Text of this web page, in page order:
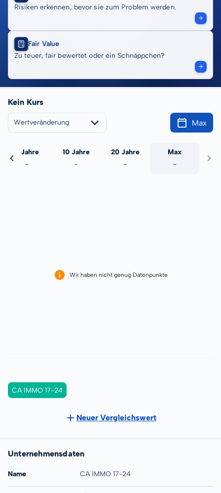
Risiken erkennen, bevor sie zum Problem werden.
Fair Value
Zu teuer, fair bewertet oder ein Schnäppchen?
Kein Kurs
Wertveränderung Max
5 Jahre
-
10 Jahre
-
20 Jahre
-
Max
-
Wir haben nicht genug Datenpunkte
CA IMMO 17-24
Neuer Vergleichswert
Unternehmensdaten
Name CA IMMO 17-24